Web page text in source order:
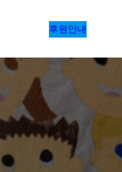
후원안내